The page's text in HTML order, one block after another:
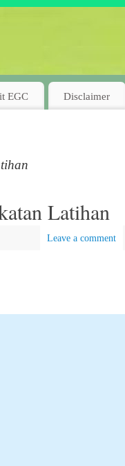
EGC Disclaimer
Latihan
Leave a comment